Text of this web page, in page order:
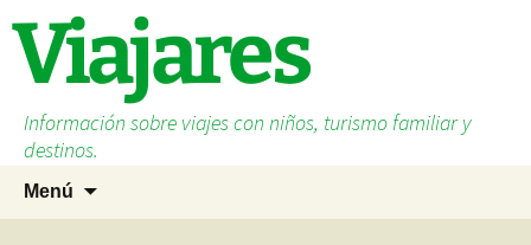
contenido
Viajares
Información sobre viajes con niños, turismo familiar y
destinos.
Menú